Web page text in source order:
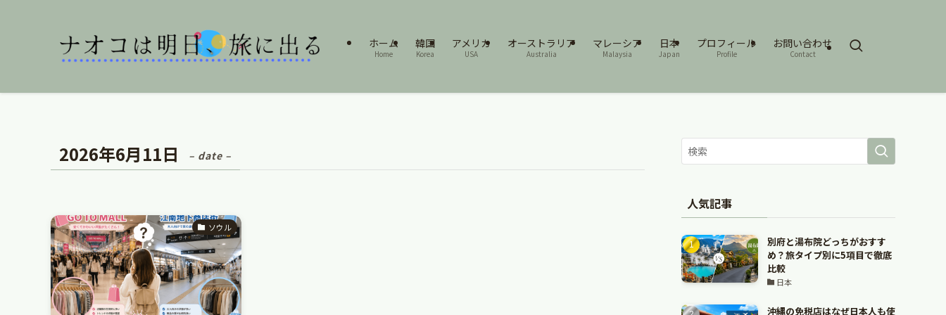
ホーム
Home
韓国
Korea
アメリカ
USA
オーストラリア
Australia
マレーシア
Malaysia
日本
Japan
プロフィール
Profile
お問い合わせ
Contact
2026年6月11日 – date –
ソウル
人気記事
別府と湯布院どっちがおすす
め？旅タイプ別に5項目で徹底
比較
日本
沖縄の免税店はなぜ日本人も使